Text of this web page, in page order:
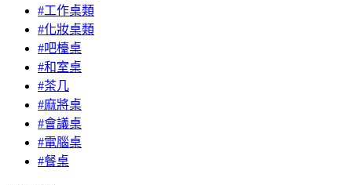
#工作桌類
#化妝桌類
#吧檯桌
#和室桌
#茶几
#麻將桌
#會議桌
#電腦桌
#餐桌